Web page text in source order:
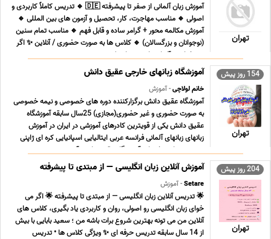
تهران
آموزش زبان آلمانی از صفر تا پیشرفته 🇩🇪 🔹 تدریس کاملاً کاربردی و
اصولی 🔹 مناسب مهاجرت، کار، تحصیل و آزمون های بین المللی 🔹
آموزش مکالمه محور + گرامر ساده و قابل فهم 🔹 مناسب تمام سنین
(نوجوانان و بزرگسالان) 🔹 کلاس ها به صورت حضوری / آنلاین ✨ اگر
می خواهید آلمانی را سریع، اصولی و بد ... ...
154 روز پیش
تهران
آموزشگاه زبانهای خارجی عقیق دانش
خانم لولاچی- آموزش
آموزشگاه عقیق دانش برگزارکننده دوره های خصوصی و نیمه خصوصی
به صورت حضوری و غیر حضوری(مجازی) 25سال سابقه آموزشگاه
عقیق دانش یکی از قویترین کادرهای آموزشی در ایران در آموزش
زبانهای زبانهای آلمانی فرانسه عربی ایتالیایی اسپانیایی کره ای ژاپنی
چینی می باشد خدمات آموزشگاه عقیق دانش آمو ... ...
204 روز پیش
تهران
آموزش آنلاین زبان انگلیسی — از مبتدی تا پیشرفته
Setare- آموزش
🌟 تدریس آنلاین زبان انگلیسی — از مبتدی تا پیشرفته 🌟 اگر می
خوای زبان انگلیسی رو اصولی، روان و کاربردی یاد بگیری، کلاس های
آنلاین من می تونه بهترین شروع برات باشه من ؛ سعید بابایی با بیش
از 14 سال سابقه تدریس حرفه ای ✨ ویژگی کلاس ها • تدریس